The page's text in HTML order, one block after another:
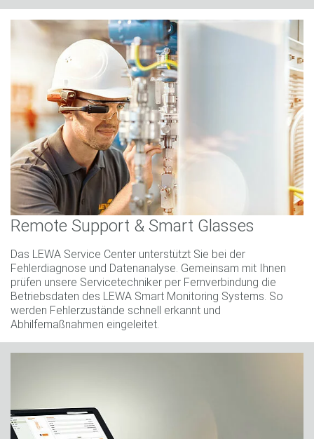
Remote Support & Smart Glasses
Das LEWA Service Center unterstützt Sie bei der
Fehlerdiagnose und Datenanalyse. Gemeinsam mit Ihnen
prüfen unsere Servicetechniker per Fernverbindung die
Betriebsdaten des LEWA Smart Monitoring Systems. So
werden Fehlerzustände schnell erkannt und
Abhilfemaßnahmen eingeleitet.